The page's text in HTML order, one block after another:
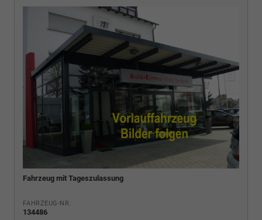
Fahrzeug mit Tageszulassung
FAHRZEUG-NR.
134486